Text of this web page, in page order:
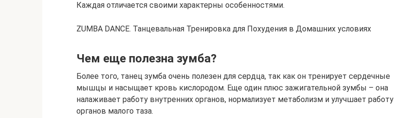
Каждая отличается своими характерны особенностями.
ZUMBA DANCE. Танцевальная Тренировка для Похудения в Домашних условиях
Чем еще полезна зумба?
Более того, танец зумба очень полезен для сердца, так как он тренирует сердечные
мышцы и насыщает кровь кислородом. Еще один плюс зажигательной зумбы – она
налаживает работу внутренних органов, нормализует метаболизм и улучшает работу
органов малого таза.